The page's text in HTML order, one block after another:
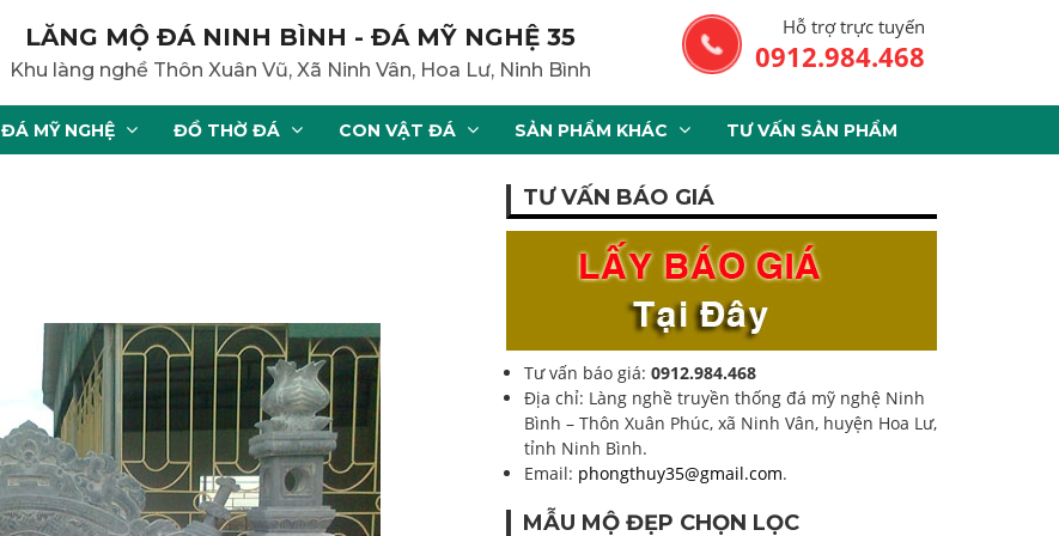
LĂNG MỘ ĐÁ NINH BÌNH - ĐÁ MỸ NGHỆ 35
Khu làng nghề Thôn Xuân Vũ, Xã Ninh Vân, Hoa Lư, Ninh Bình
Hỗ trợ trực tuyến
0912.984.468
ĐÁ MỸ NGHỆ ĐỒ THỜ ĐÁ CON VẬT ĐÁ SẢN PHẨM KHÁC TƯ VẤN SẢN PHẨM
TƯ VẤN BÁO GIÁ
Tư vấn báo giá: 0912.984.468
Địa chỉ: Làng nghề truyền thống đá mỹ nghệ Ninh
Bình – Thôn Xuân Phúc, xã Ninh Vân, huyện Hoa Lư,
tỉnh Ninh Bình.
Email: phongthuy35@gmail.com.
MẪU MỘ ĐẸP CHỌN LỌC